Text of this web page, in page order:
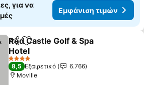
για να
Εμφάνιση τιμών
Κοινοποίηση
Προσθήκη στα αγαπημένα
Red Castle Golf & Spa
Hotel
Εμφάνιση τιμών
4 Αστέρια
8,5 Εξαιρετικό
6.766
Moville